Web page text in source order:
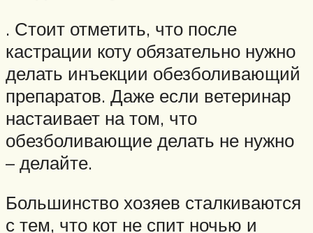
. Стоит отметить, что после
кастрации коту обязательно нужно
делать инъекции обезболивающий
препаратов. Даже если ветеринар
настаивает на том, что
обезболивающие делать не нужно
– делайте.
Большинство хозяев сталкиваются
с тем, что кот не спит ночью и